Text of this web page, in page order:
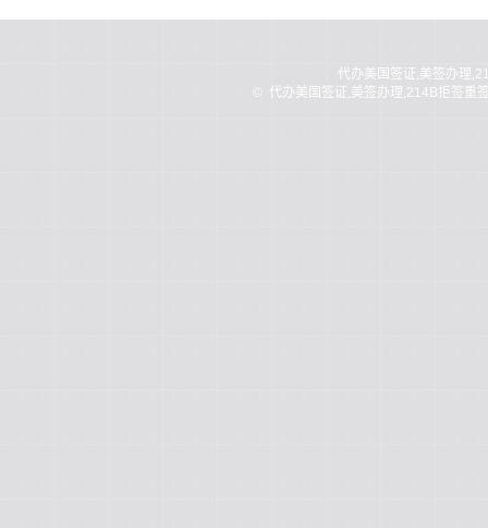
代办美国签证,美签办理
代办美国签证,美签办理,214B拒签重